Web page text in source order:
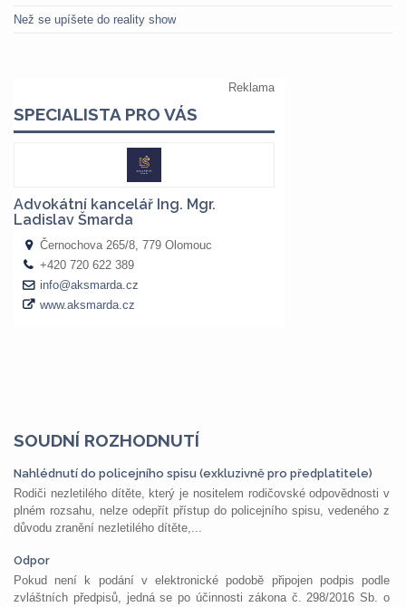
Než se upíšete do reality show
SOUDNÍ ROZHODNUTÍ
Nahlédnutí do policejního spisu (exkluzivně pro předplatitele)
Rodiči nezletilého dítěte, který je nositelem rodičovské odpovědnosti v
plném rozsahu, nelze odepřít přístup do policejního spisu, vedeného z
důvodu zranění nezletilého dítěte,...
Odpor
Pokud není k podání v elektronické podobě připojen podpis podle
zvláštních předpisů, jedná se po účinnosti zákona č. 298/2016 Sb. o